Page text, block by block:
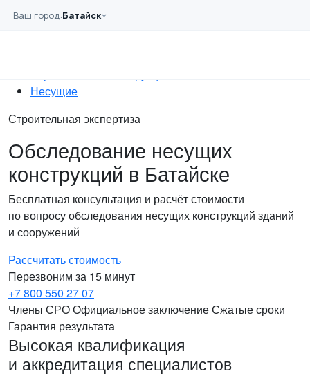
Перейти к основному содержанию
Ваш город:Батайск
Главная
Несущие
Строительная экспертиза
Обследование несущих
конструкций в Батайске
Бесплатная консультация и расчёт стоимости
по вопросу обследования несущих конструкций зданий
и сооружений
Рассчитать стоимость
Перезвоним за 15 минут
+7 800 550 27 07
Члены СРООфициальное заключениеСжатые сроки
Гарантия результата
Высокая квалификация
и аккредитация специалистов